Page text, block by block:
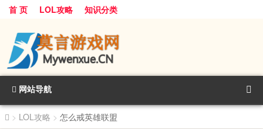
首 页 LOL攻略 知识分类
网站导航
> LOL攻略 > 怎么戒英雄联盟